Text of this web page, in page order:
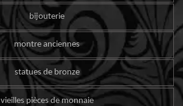
bijouterie
montre anciennes
statues de bronze
vieilles pièces de monnaie